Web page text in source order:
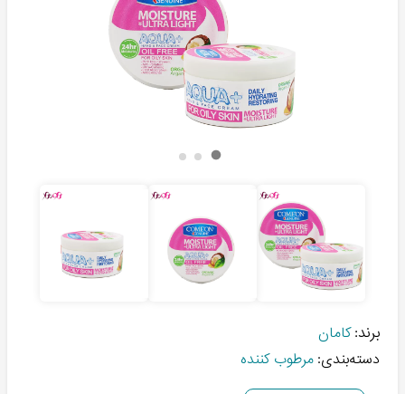
برند: کامان
دسته‌بندی: مرطوب کننده